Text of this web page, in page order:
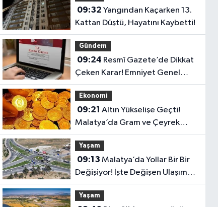
09:32
Kattan Düştü, Hayatını Kaybetti!
Gündem
09:24
Çeken Karar! Emniyet Genel
Müdürlüğüne Yeni Kadrolar
İhdas Edildi
Ekonomi
09:21
Malatya’da Gram ve Çeyrek
Altın Fiyatları Şaşırttı
Yaşam
09:13
Değişiyor! İşte Değişen Ulaşım
Noktaları
Yaşam